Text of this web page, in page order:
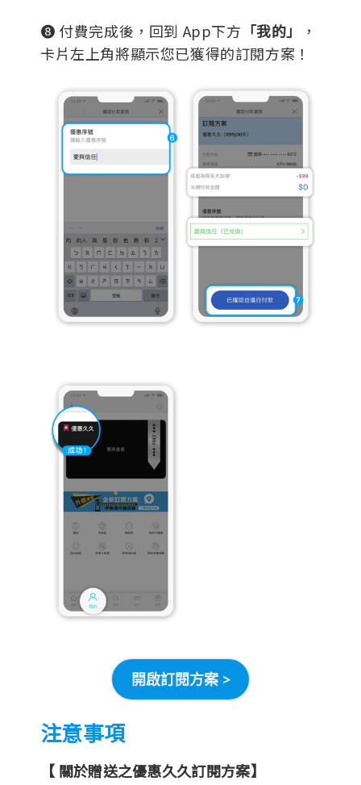
❽ 付費完成後，回到 App下方 「我的」
，
卡片左上角將顯示您已獲得的訂閱方案！
開啟訂閱方案 >
注意事項
【 關於贈送之優惠久久訂閱方案】